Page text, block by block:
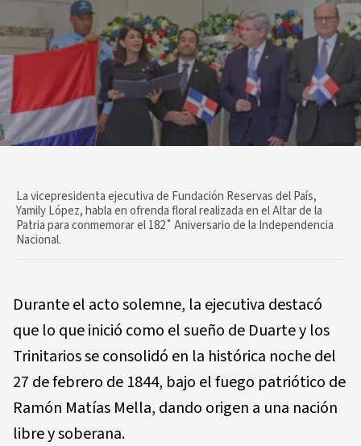
La vicepresidenta ejecutiva de Fundación Reservas del País,
Yamily López, habla en ofrenda floral realizada en el Altar de la
Patria para conmemorar el 182˚ Aniversario de la Independencia
Nacional.
Durante el acto solemne, la ejecutiva destacó
que lo que inició como el sueño de Duarte y los
Trinitarios se consolidó en la histórica noche del
27 de febrero de 1844, bajo el fuego patriótico de
Ramón Matías Mella, dando origen a una nación
libre y soberana.